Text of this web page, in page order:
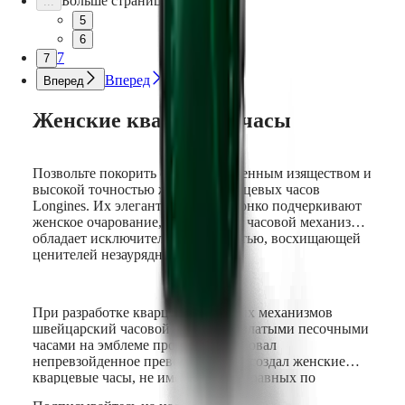
5
6
7 7
Вперед Вперед
Женские кварцевые часы
Позвольте покорить себя вневременным изяществом и
высокой точностью женских кварцевых часов
Longines. Их элегантные линии тонко подчеркивают
женское очарование, а кварцевый часовой механизм
обладает исключительной точностью, восхищающей
ценителей незаурядных часов.
При разработке кварцевых часовых механизмов
швейцарский часовой бренд с крылатыми песочными
часами на эмблеме продемонстрировал
непревзойденное превосходство и создал женские
кварцевые часы, не имеющие себе равных по